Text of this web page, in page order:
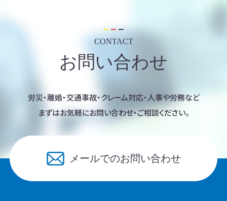
CONTACT
お問い合わせ
労災・離婚・交通事故・クレーム対応・人事や労務など
まずはお気軽にお問い合わせ・ご相談ください。
メールでのお問い合わせ